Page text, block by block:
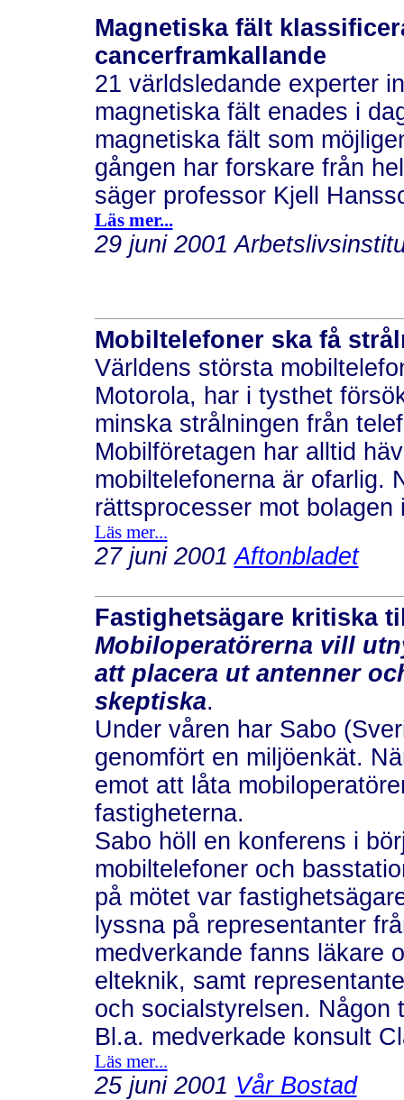
Magnetiska fält
cancerframkallande
21 världsledande experter
magnetiska fält enades i
magnetiska fält som
gången har forskare från
säger professor Kjell
Läs mer...
29 juni 2001
Mobiltelefoner ska få
Världens största
Motorola, har i tysthet
minska strålningen från
Mobilföretagen har alltid
mobiltelefonerna är ofarlig.
rättsprocesser mot bolagen
Läs mer...
27 juni 2001Aftonbladet
Fastighetsägare kritiska
Mobiloperatörerna vill
att placera ut antenner
skeptiska.
Under våren har Sabo
genomfört en miljöenkät.
emot att låta
fastigheterna.
Sabo höll en konferens i
mobiltelefoner och
på mötet var
lyssna på representanter
medverkande fanns läkare
elteknik, samt
och socialstyrelsen. Någon
Bl.a. medverkade konsult
Läs mer...
25 juni 2001 Vår Bostad